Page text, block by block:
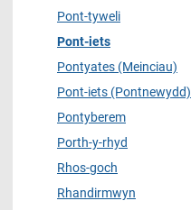
Pont-tyweli
Pont-iets
Pontyates (Meinciau)
Pont-iets (Pontnewydd)
Pontyberem
Porth-y-rhyd
Rhos-goch
Rhandirmwyn